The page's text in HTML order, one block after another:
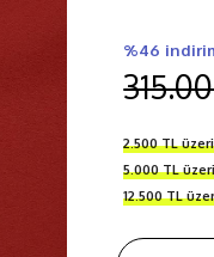
%46
2.500 TL
5.000 TL
12.500 TL